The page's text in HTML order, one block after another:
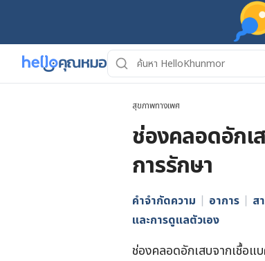
สุขภาพทางเพศ
ช่องคลอดอักเ
การรักษา
คำจำกัดความ อาการ ส
และการดูแลตัวเอง
ช่องคลอดอักเสบจากเชื้อ